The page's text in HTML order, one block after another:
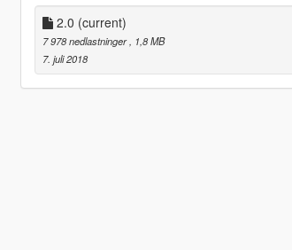
2.0 (current)
7 978 nedlastninger , 1,8 MB
7. juli 2018